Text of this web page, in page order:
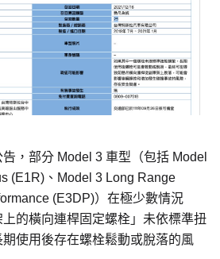
，部分 Model 3 車型（包括 Model
(E1R)、Model 3 Long Range
(E3DP)）在極少數情況
上的橫向連桿固定螺栓」未依標準扭
使用後存在螺栓鬆動或脫落的風